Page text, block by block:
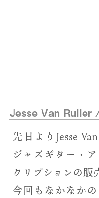
Jesse Van Ruller
先日よりJesse
ジャズギター・
クリプションの販
今回もなかなか